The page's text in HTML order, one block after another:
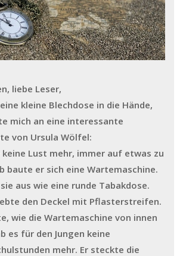
liebe Leser,
kleine Blechdose in die Hände,
mich an eine interessante
von Ursula Wölfel:
keine Lust mehr, immer auf etwas zu
baute er sich eine Wartemaschine.
aus wie eine runde Tabakdose.
den Deckel mit Pflasterstreifen.
wie die Wartemaschine von innen
es für den Jungen keine
mehr. Er steckte die